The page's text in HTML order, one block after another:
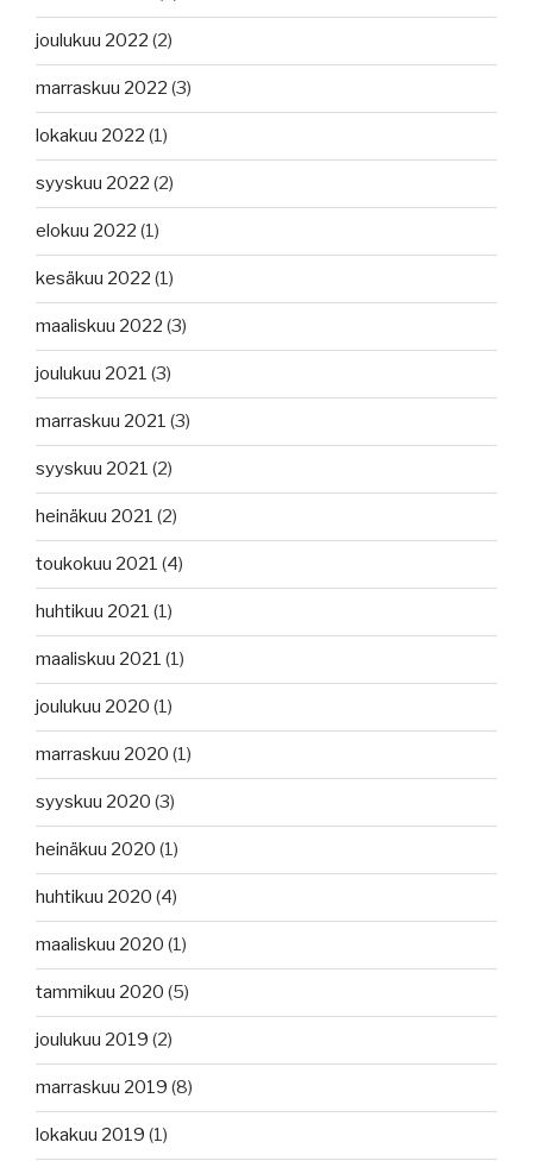
joulukuu 2022 (2)
marraskuu 2022 (3)
lokakuu 2022 (1)
syyskuu 2022 (2)
elokuu 2022 (1)
kesäkuu 2022 (1)
maaliskuu 2022 (3)
joulukuu 2021 (3)
marraskuu 2021 (3)
syyskuu 2021 (2)
heinäkuu 2021 (2)
toukokuu 2021 (4)
huhtikuu 2021 (1)
maaliskuu 2021 (1)
joulukuu 2020 (1)
marraskuu 2020 (1)
syyskuu 2020 (3)
heinäkuu 2020 (1)
huhtikuu 2020 (4)
maaliskuu 2020 (1)
tammikuu 2020 (5)
joulukuu 2019 (2)
marraskuu 2019 (8)
lokakuu 2019 (1)